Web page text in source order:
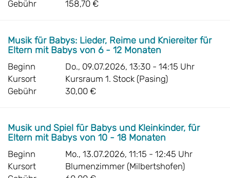
Gebühr
158,70 €
Musik für Babys: Lieder, Reime und Kniereiter für
Eltern mit Babys von 6 - 12 Monaten
Beginn
Do., 09.07.2026, 13:30 - 14:15 Uhr
Kursort
Kursraum 1. Stock (Pasing)
Gebühr
30,00 €
Musik und Spiel für Babys und Kleinkinder, für
Eltern mit Babys von 10 - 18 Monaten
Beginn
Mo., 13.07.2026, 11:15 - 12:45 Uhr
Kursort
Blumenzimmer (Milbertshofen)